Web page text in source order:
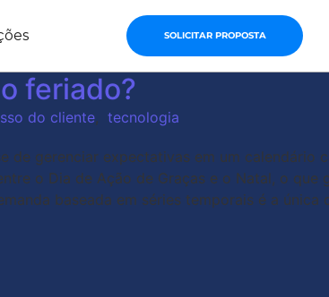
SOLICITAR PROPOSTA
feriado?
do cliente, tecnologia
gerenciar expectativas em um calendário
o Dia de Ação de Graças e o Natal, o
baseada em séries temporais é a